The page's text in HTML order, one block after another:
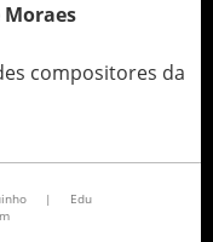
Moraes
compositores da
|
Edu